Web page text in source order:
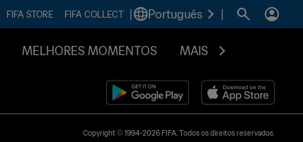
FIFA STORE FIFA COLLECT Português
MELHORES MOMENTOS MAIS
Copyright © 1994-2026 FIFA. Todos os direitos reservados.